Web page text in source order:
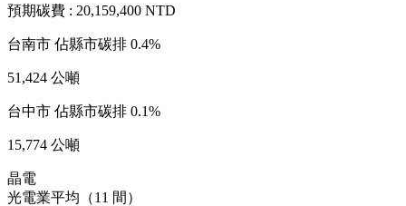
預期碳費 : 20,159,400 NTD
台南市 佔縣市碳排 0.4%
51,424 公噸
台中市 佔縣市碳排 0.1%
15,774 公噸
晶電
光電業平均（11 間）